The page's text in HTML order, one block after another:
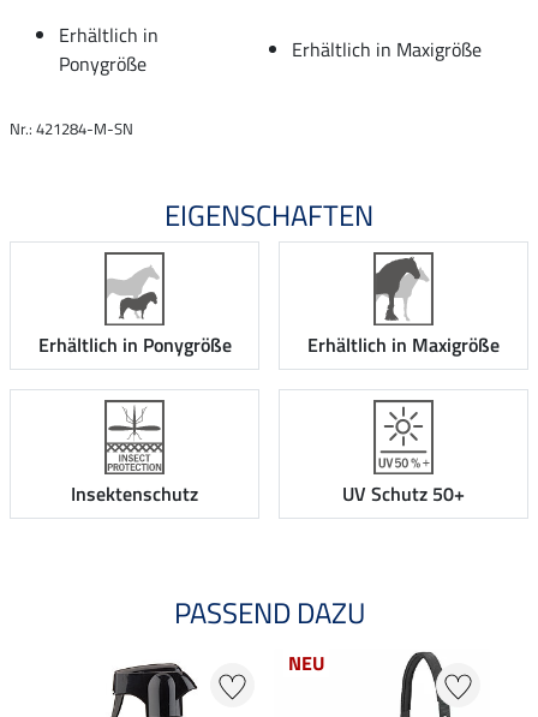
Erhältlich in
Ponygröße
Erhältlich in Maxigröße
Nr.: 421284-M-SN
EIGENSCHAFTEN
Erhältlich in Ponygröße Erhältlich in Maxigröße
Insektenschutz UV Schutz 50+
PASSEND DAZU
NEU